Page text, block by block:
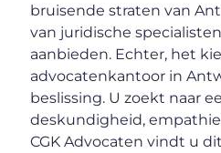
bruisende straten van
van juridische
aanbieden. Echter, het
advocatenkantoor in
beslissing. U zoekt naar
deskundigheid,
CGK Advocaten vindt u